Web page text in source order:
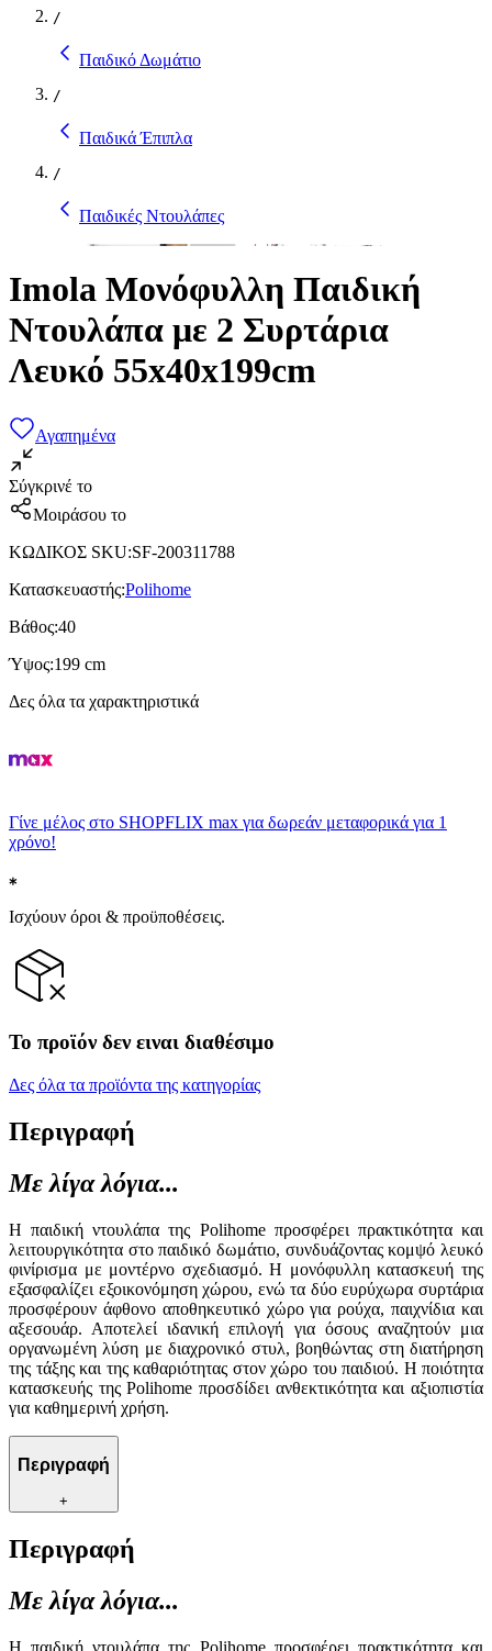
/
Παιδικό Δωμάτιο
/
Παιδικά Έπιπλα
/
Παιδικές Ντουλάπες
Imola Μονόφυλλη Παιδική
Ντουλάπα με 2 Συρτάρια
Λευκό 55x40x199cm
Αγαπημένα
Σύγκρινέ το
Μοιράσου το
ΚΩΔΙΚΟΣ SKU:SF-200311788
Κατασκευαστής:Polihome
Βάθος:40
Ύψος:199 cm
Δες όλα τα χαρακτηριστικά
Γίνε μέλος στο SHOPFLIX max για δωρεάν μεταφορικά για 1
χρόνο!
Ισχύουν όροι & προϋποθέσεις.
Το προϊόν δεν ειναι διαθέσιμο
Δες όλα τα προϊόντα της κατηγορίας
Περιγραφή
Με λίγα λόγια...
Η παιδική ντουλάπα της Polihome προσφέρει πρακτικότητα και
λειτουργικότητα στο παιδικό δωμάτιο, συνδυάζοντας κομψό λευκό
φινίρισμα με μοντέρνο σχεδιασμό. Η μονόφυλλη κατασκευή της
εξασφαλίζει εξοικονόμηση χώρου, ενώ τα δύο ευρύχωρα συρτάρια
προσφέρουν άφθονο αποθηκευτικό χώρο για ρούχα, παιχνίδια και
αξεσουάρ. Αποτελεί ιδανική επιλογή για όσους αναζητούν μια
οργανωμένη λύση με διαχρονικό στυλ, βοηθώντας στη διατήρηση
της τάξης και της καθαριότητας στον χώρο του παιδιού. Η ποιότητα
κατασκευής της Polihome προσδίδει ανθεκτικότητα και αξιοπιστία
για καθημερινή χρήση.
Περιγραφή
+
Περιγραφή
Με λίγα λόγια...
Η παιδική ντουλάπα της Polihome προσφέρει πρακτικότητα και